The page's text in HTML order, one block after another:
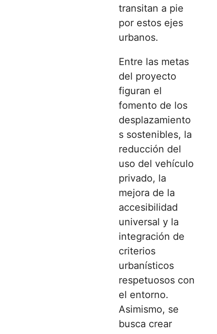
transitan a pie
por estos ejes
urbanos.
Entre las metas
del proyecto
figuran el
fomento de los
desplazamiento
s sostenibles, la
reducción del
uso del vehículo
privado, la
mejora de la
accesibilidad
universal y la
integración de
criterios
urbanísticos
respetuosos con
el entorno.
Asimismo, se
busca crear